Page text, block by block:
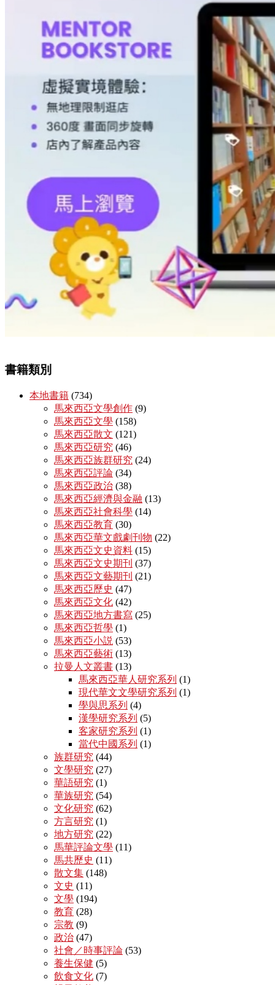
書籍類別
本地書籍 (734)
馬來西亞文學創作 (9)
馬來西亞文學 (158)
馬來西亞散文 (121)
馬來西亞研究 (46)
馬來西亞族群研究 (24)
馬來西亞評論 (34)
馬來西亞政治 (38)
馬來西亞經濟與金融 (13)
馬來西亞社會科學 (14)
馬來西亞教育 (30)
馬來西亞華文戲劇刊物 (22)
馬來西亞文史資料 (15)
馬來西亞文史期刊 (37)
馬來西亞文藝期刊 (21)
馬來西亞歷史 (47)
馬來西亞文化 (42)
馬來西亞地方書寫 (25)
馬來西亞哲學 (1)
馬來西亞小説 (53)
馬來西亞藝術 (13)
拉曼人文叢書 (13)
馬來西亞華人研究系列 (1)
現代華文文學研究系列 (1)
學與思系列 (4)
漢學研究系列 (5)
客家研究系列 (1)
當代中國系列 (1)
族群研究 (44)
文學研究 (27)
華語研究 (1)
華族研究 (54)
文化研究 (62)
方言研究 (1)
地方研究 (22)
馬華評論文學 (11)
馬共歷史 (11)
散文集 (148)
文史 (11)
文學 (194)
教育 (28)
宗教 (9)
政治 (47)
社會／時事評論 (53)
養生保健 (5)
飲食文化 (7)